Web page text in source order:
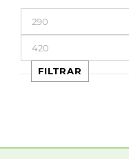
Precio
mínimo
Precio
máximo
FILTRAR